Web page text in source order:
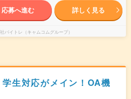
応募へ進む 詳しく見る
バイトレ（キャムコムグループ）
生対応がメイン！OA機